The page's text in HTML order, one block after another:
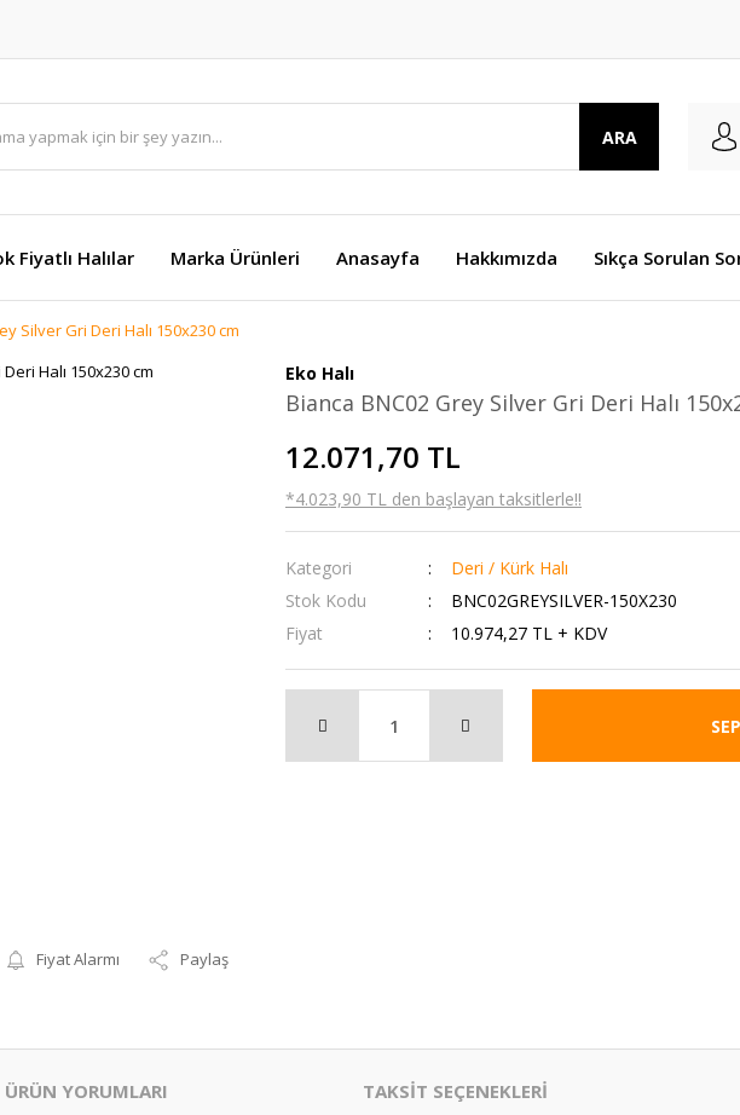
ARA
Fiyatlı Halılar Marka Ürünleri Anasayfa Hakkımızda Sıkça Sorulan
Silver Gri Deri Halı 150x230 cm
Fiyat Alarmı Paylaş
Eko Halı
Bianca BNC02 Grey Silver Gri Deri Halı
12.071,70 TL
*4.023,90 TL den başlayan taksitlerle!!
Kategori
Deri / Kürk Halı
Stok Kodu
BNC02GREYSILVER-150X230
Fiyat
10.974,27 TL + KDV
ÜRÜN YORUMLARI TAKSİT SEÇENEKLERİ